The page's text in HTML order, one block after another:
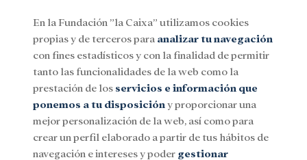
Menu
SocialInvestigación y becasCultura
En la Fundación ”la Caixa” utilizamos cookies
propias y de terceros para analizar tu navegación
con fines estadísticos y con la finalidad de permitir
tanto las funcionalidades de la web como la
prestación de los servicios e información que
ponemos a tu disposición y proporcionar una
mejor personalización de la web, así como para
crear un perfil elaborado a partir de tus hábitos de
navegación e intereses y poder gestionar